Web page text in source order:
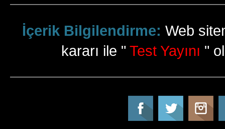
İçerik Bilgilendirme: Web
kararı ile " Test Yayını "